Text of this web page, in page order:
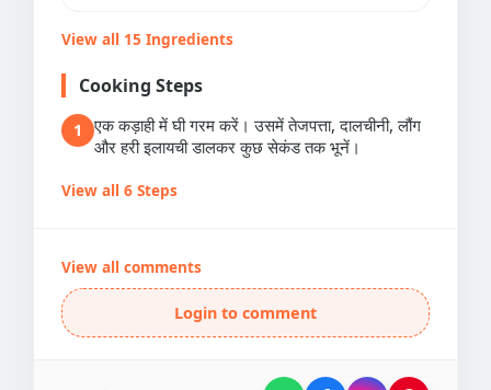
View all 15 Ingredients
Cooking Steps
1
एक कड़ाही में घी गरम करें। उसमें तेजपत्ता, दालचीनी, लौंग
और हरी इलायची डालकर कुछ सेकंड तक भूनें।
View all 6 Steps
View all comments
Login to comment